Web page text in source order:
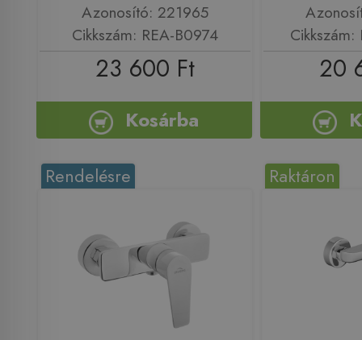
Azonosító: 221965
Cikkszám: REA-B0974
23 600 Ft
Kosárba
20
Rendelésre Raktáron